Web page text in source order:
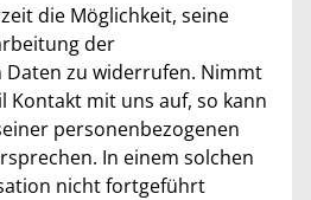
die Möglichkeit, seine
der
Daten zu widerrufen. Nimmt
Kontakt mit uns auf, so kann
personenbezogenen
In einem solchen
nicht fortgeführt